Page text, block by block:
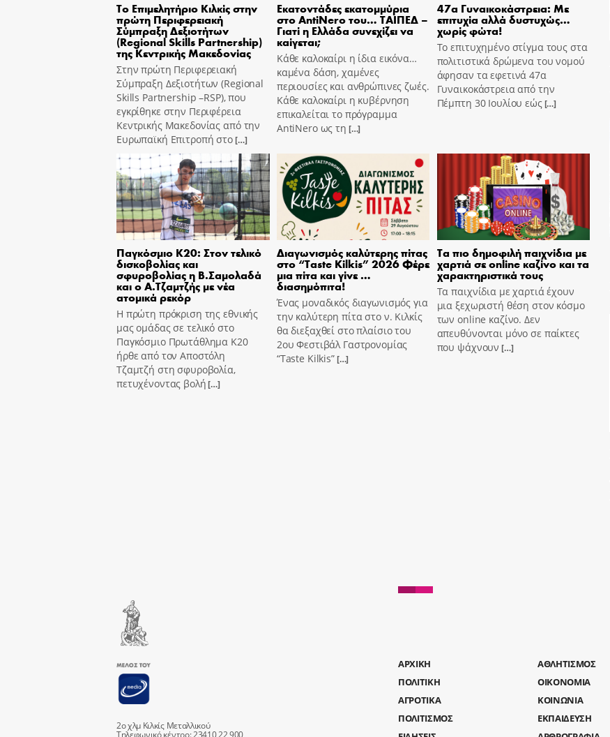
Το Επιμελητήριο Κιλκίς στην
πρώτη Περιφερειακή
Σύμπραξη Δεξιοτήτων
(Regional Skills Partnership)
της Κεντρικής Μακεδονίας
Στην πρώτη Περιφερειακή
Σύμπραξη Δεξιοτήτων (Regional
Skills Partnership –RSP), που
εγκρίθηκε στην Περιφέρεια
Κεντρικής Μακεδονίας από την
Ευρωπαϊκή Επιτροπή στο[…]
Εκατοντάδες εκατομμύρια
στο AntiNero του… ΤΑΙΠΕΔ –
Γιατί η Ελλάδα συνεχίζει να
καίγεται;
Κάθε καλοκαίρι η ίδια εικόνα…
καμένα δάση, χαμένες
περιουσίες και ανθρώπινες ζωές.
Κάθε καλοκαίρι η κυβέρνηση
επικαλείται το πρόγραμμα
AntiNero ως τη […]
47α Γυναικοκάστρεια: Με
επιτυχία αλλά δυστυχώς…
χωρίς φώτα!
Το επιτυχημένο στίγμα τους στα
πολιτιστικά δρώμενα του νομού
άφησαν τα εφετινά 47α
Γυναικοκάστρεια από την
Πέμπτη 30 Ιουλίου εώς[…]
Παγκόσμιο Κ20: Στον τελικό
δισκοβολίας και
σφυροβολίας η Β.Σαμολαδά
και ο Α.Τζαμτζής με νέα
ατομικά ρεκόρ
Η πρώτη πρόκριση της εθνικής
μας ομάδας σε τελικό στο
Παγκόσμιο Πρωτάθλημα Κ20
ήρθε από τον Αποστόλη
Τζαμτζή στη σφυροβολία,
πετυχένοντας βολή[…]
Διαγωνισμός καλύτερης πίτας
στο “Taste Kilkis” 2026 Φέρε
μια πίτα και γίνε …
διασημόπιτα!
Ένας μοναδικός διαγωνισμός για
την καλύτερη πίτα στο ν. Κιλκίς
θα διεξαχθεί στο πλαίσιο του
2ου Φεστιβάλ Γαστρονομίας
“Taste Kilkis”[…]
Τα πιο δημοφιλή παιχνίδια με
χαρτιά σε online καζίνο και τα
χαρακτηριστικά τους
Τα παιχνίδια με χαρτιά έχουν
μια ξεχωριστή θέση στον κόσμο
των online καζίνο. Δεν
απευθύνονται μόνο σε παίκτες
που ψάχνουν […]
2ο χλμ Κιλκίς Μεταλλικού
Τηλεφωνικό κέντρο: 23410 22 900
AΡΧΙΚΗ
ΑΘΛΗΤΙΣΜΟΣ
ΠΟΛΙΤΙΚΗ
ΟΙΚΟΝΟΜΙΑ
ΑΓΡΟΤΙΚΑ
ΚΟΙΝΩΝΙΑ
ΠΟΛΙΤΙΣΜΟΣ
ΕΚΠΑΙΔΕΥΣΗ